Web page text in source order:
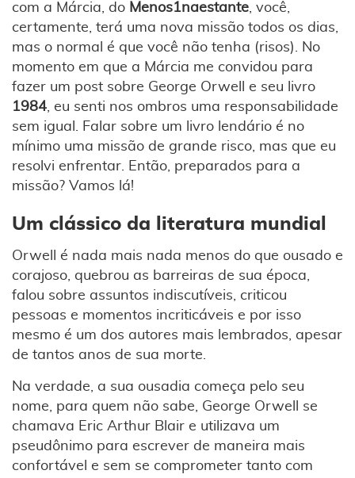
com a Márcia, do Menos1naestante, você,
certamente, terá uma nova missão todos os dias,
mas o normal é que você não tenha (risos). No
momento em que a Márcia me convidou para
fazer um post sobre George Orwell e seu livro
1984, eu senti nos ombros uma responsabilidade
sem igual. Falar sobre um livro lendário é no
mínimo uma missão de grande risco, mas que eu
resolvi enfrentar. Então, preparados para a
missão? Vamos lá!
Um clássico da literatura mundial
Orwell é nada mais nada menos do que ousado e
corajoso, quebrou as barreiras de sua época,
falou sobre assuntos indiscutíveis, criticou
pessoas e momentos incriticáveis e por isso
mesmo é um dos autores mais lembrados, apesar
de tantos anos de sua morte.
Na verdade, a sua ousadia começa pelo seu
nome, para quem não sabe, George Orwell se
chamava Eric Arthur Blair e utilizava um
pseudônimo para escrever de maneira mais
confortável e sem se comprometer tanto com